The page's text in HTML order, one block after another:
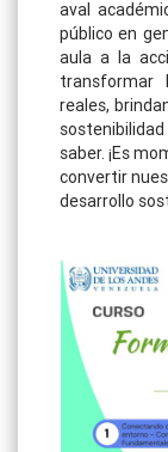
aval
público en
aula a la
transformar
reales,
saber. ¡Es
convertir
desarrollo